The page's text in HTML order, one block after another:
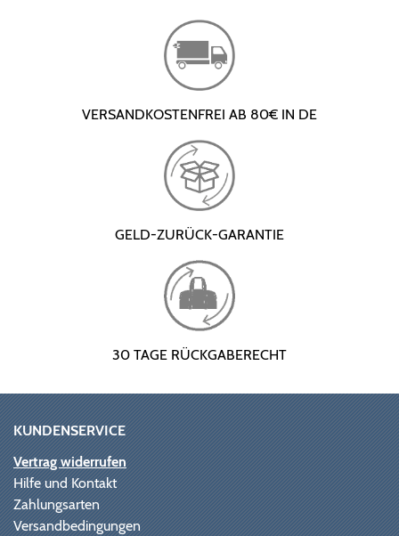
VERSANDKOSTENFREI AB 80€ IN DE
GELD-ZURÜCK-GARANTIE
30 TAGE RÜCKGABERECHT
KUNDENSERVICE
Vertrag widerrufen
Hilfe und Kontakt
Zahlungsarten
Versandbedingungen